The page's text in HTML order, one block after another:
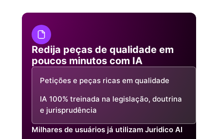
Redija peças de qualidade em
poucos minutos com IA
Petições e peças ricas em qualidade
IA 100% treinada na legislação, doutrina
e jurisprudência
Milhares de usuários já utilizam Juridico AI